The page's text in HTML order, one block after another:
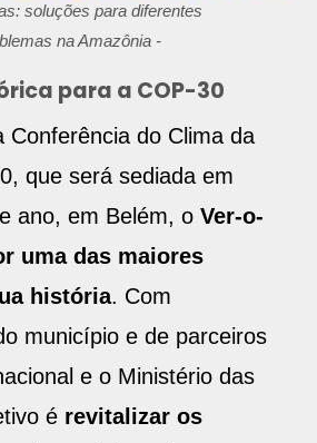
soluções para diferentes
na Amazônia -
para a COP-30
Conferência do Clima da
que será sediada em
ano, em Belém, o Ver-o-
uma das maiores
história. Com
município e de parceiros
e o Ministério das
é revitalizar os